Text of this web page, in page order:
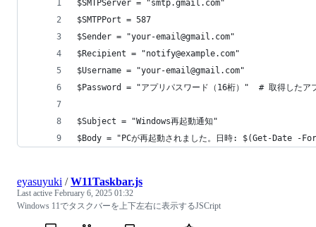
$SMTPServer = "smtp.gmail.com"
$SMTPPort = 587
$Sender = "your-email@gmail.com"
$Recipient = "notify@example.com"
$Username = "your-email@gmail.com"
$Password = "アプリパスワード（16桁）"  # 取得したア
$Subject = "Windows再起動通知"
$Body = "PCが再起動されました。日時: $(Get-Date -
eyasuyuki /W11Taskbar.js
Last active February 6, 2025 01:32
Windows 11でタスクバーを上下左右に表示するJSCript